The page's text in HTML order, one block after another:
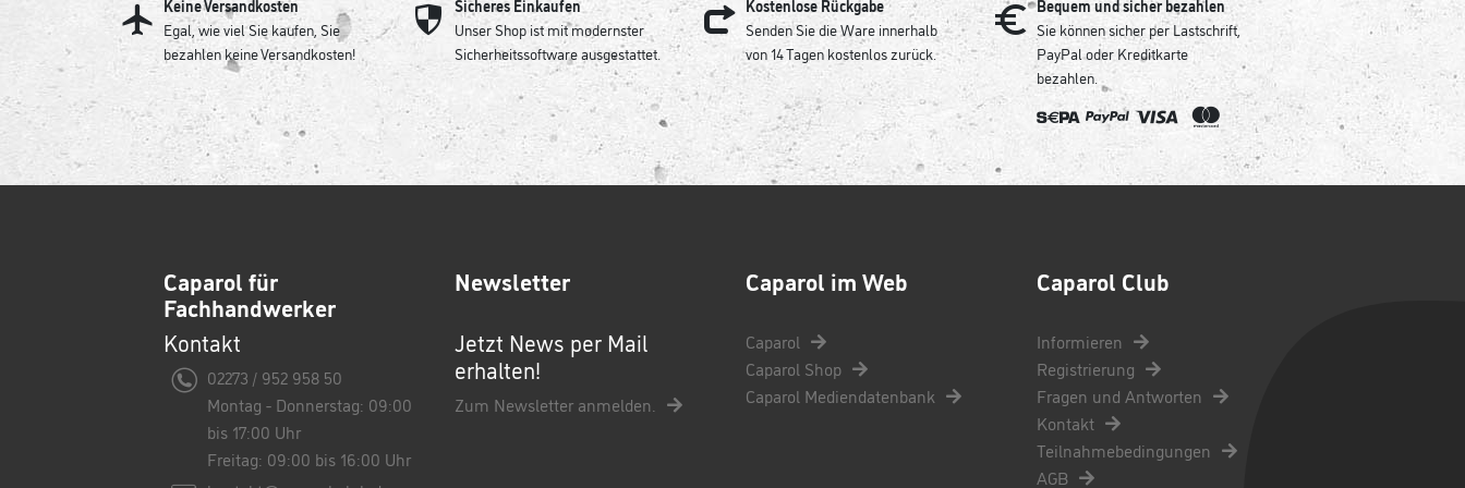
Keine Versandkosten
Egal, wie viel Sie kaufen, Sie
bezahlen keine Versandkosten!
Sicheres Einkaufen
Unser Shop ist mit modernster
Sicherheitssoftware ausgestattet.
Kostenlose Rückgabe
Senden Sie die Ware innerhalb
von 14 Tagen kostenlos zurück.
Bequem und sicher bezahlen
Sie können sicher per Lastschrift,
PayPal oder Kreditkarte
bezahlen.
Caparol für
Fachhandwerker
Kontakt
02273 / 952 958 50
Montag - Donnerstag: 09:00
bis 17:00 Uhr
Freitag: 09:00 bis 16:00 Uhr
Newsletter
Jetzt News per Mail
erhalten!
Zum Newsletter anmelden.
Caparol im Web
Caparol
Caparol Shop
Caparol Mediendatenbank
Caparol Club
Informieren
Registrierung
Fragen und Antworten
Kontakt
Teilnahmebedingungen
AGB